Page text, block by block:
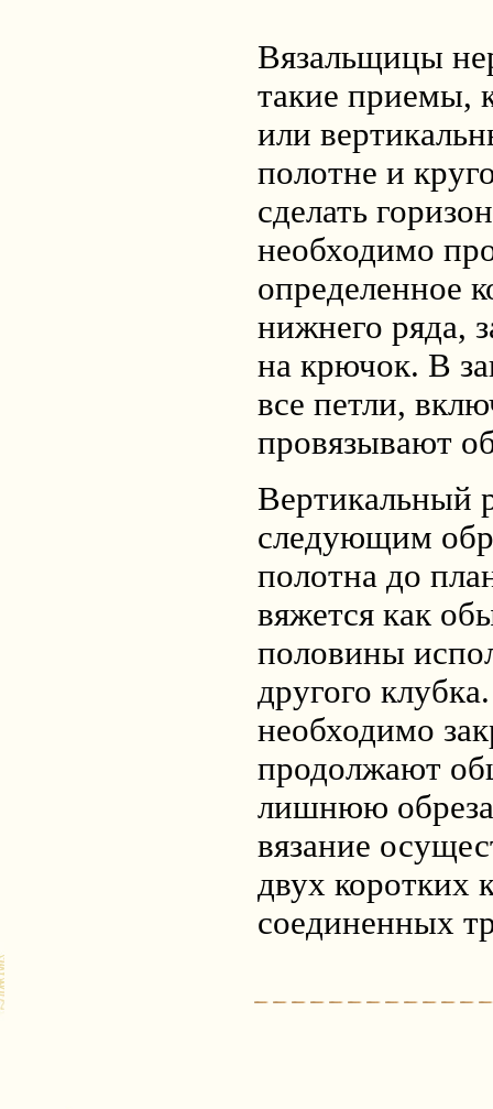
Вязальщицы
такие приемы,
или
полотне и
сделать
необходимо
определенное
нижнего ряда,
на крючок. В
все петли,
провязывают
Вертикальный
следующим
полотна до
вяжется как
половины
другого
необходимо
продолжают
лишнюю
вязание
двух коротких
соединенных